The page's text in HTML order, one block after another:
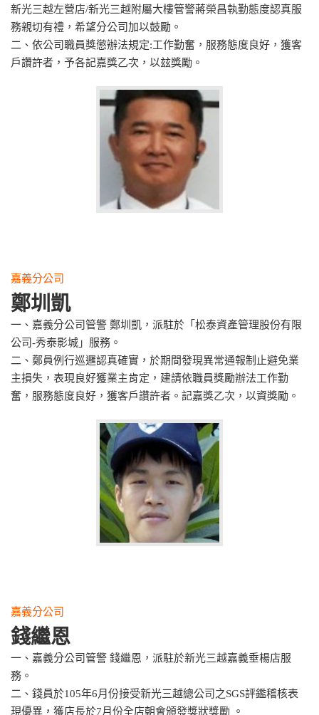
新光三越左營店/新光三越附屬大樓管警蔣榮昌執勤態度認真服
務親切有禮，希望分公司加以鼓勵。
二、依公司職員獎懲辦法規定:工作勤奮，服務態度良好，獲客
戶讚許者，予各記嘉獎乙次，以玆獎勵。
嘉義分公司
鄭圳凱
一、嘉義分公司管警 鄭圳凱，派駐於「松泰資產管理股份有限
公司-秀泰影城」服務。
二、鄭員例行巡邏認真確實，於期間發現異常通報制止避免業
主損失，表現良好獲業主肯定，建請依職員獎勵辦法工作勤
奮，服務態度良好，獲客戶讚許者。記嘉獎乙次，以資獎勵。
嘉義分公司
錢繼恩
一、嘉義分公司管警 錢繼恩，派駐於新光三越嘉義垂楊店服
務。
二、錢員於105年6月份接受新光三越總公司之SGS評鑑稽核表
現優異，獲店長於7月份全店朝會頒發獎狀獎勵 。